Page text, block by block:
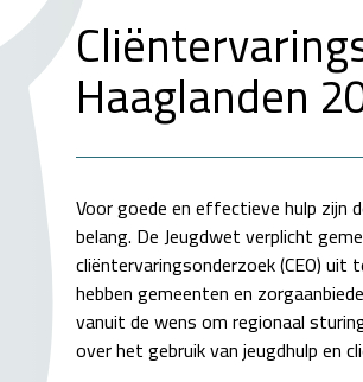
Haaglanden
Voor goede en effectieve hulp zijn
belang. De Jeugdwet verplicht
cliëntervaringsonderzoek (CEO) uit
hebben gemeenten en
vanuit de wens om regionaal
over het gebruik van jeugdhulp en